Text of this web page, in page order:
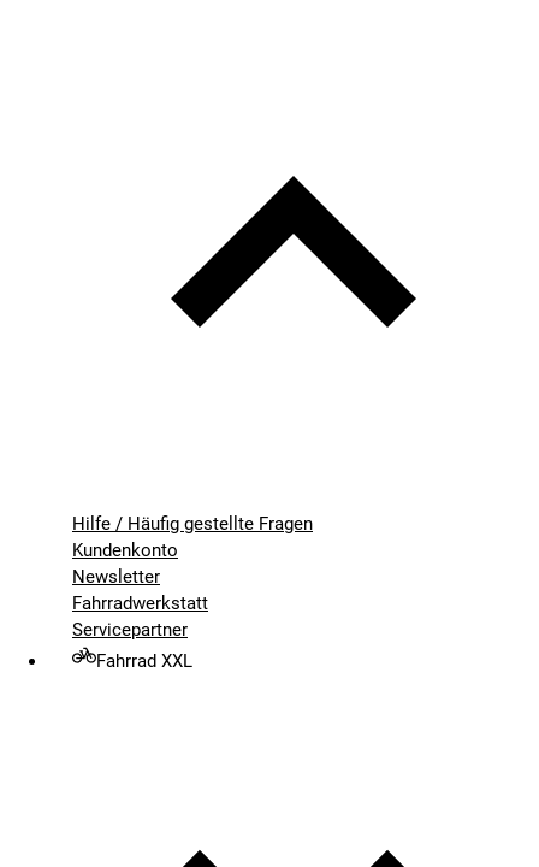
Hilfe / Häufig gestellte Fragen
Kundenkonto
Newsletter
Fahrradwerkstatt
Servicepartner
Fahrrad XXL